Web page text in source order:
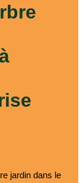
jardin dans le